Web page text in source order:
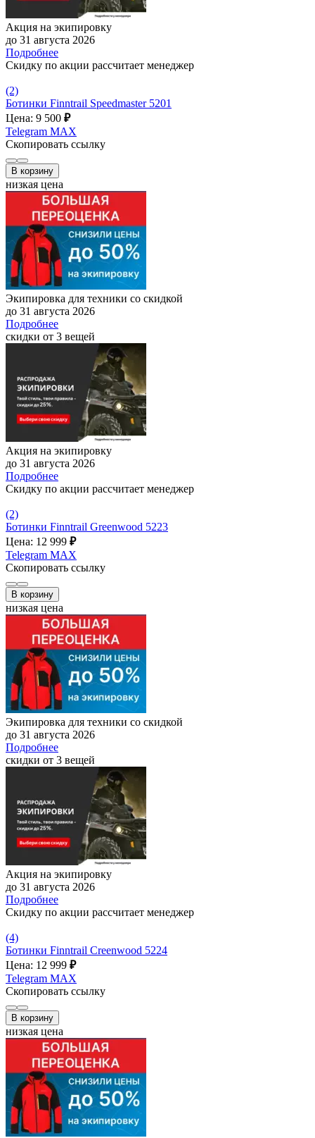
Акция на экипировку
до 31 августа 2026
Подробнее
Скидку по акции рассчитает менеджер
(2)
Ботинки Finntrail Speedmaster 5201
Цена: 9 500 ₽
Telegram MAX
Скопировать ссылку
В корзину
низкая цена
Экипировка для техники со скидкой
до 31 августа 2026
Подробнее
скидки от 3 вещей
Акция на экипировку
до 31 августа 2026
Подробнее
Скидку по акции рассчитает менеджер
(2)
Ботинки Finntrail Greenwood 5223
Цена: 12 999 ₽
Telegram MAX
Скопировать ссылку
В корзину
низкая цена
Экипировка для техники со скидкой
до 31 августа 2026
Подробнее
скидки от 3 вещей
Акция на экипировку
до 31 августа 2026
Подробнее
Скидку по акции рассчитает менеджер
(4)
Ботинки Finntrail Creenwood 5224
Цена: 12 999 ₽
Telegram MAX
Скопировать ссылку
В корзину
низкая цена